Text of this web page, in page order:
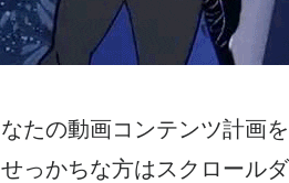
たの動画コンテンツ計画
っかちな方はスクロール